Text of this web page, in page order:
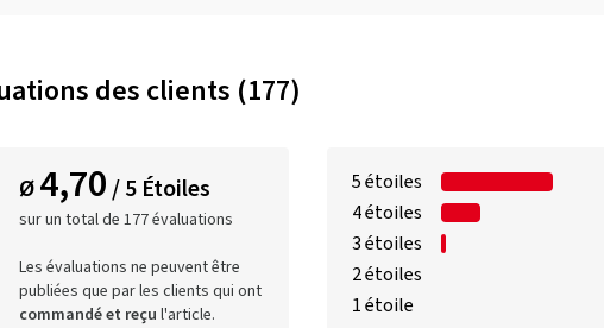
des clients (177)
Ø4,70/ 5 Étoiles
sur un total de 177 évaluations
Les évaluations ne peuvent être
publiées que par les clients qui ont
commandé et reçu l'article.
5 étoiles
4 étoiles
3 étoiles
2 étoiles
1 étoile